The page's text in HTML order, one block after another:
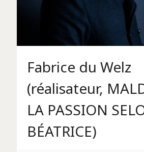
Fabrice du Welz
(réalisateur,
LA PASSION
BÉATRICE)